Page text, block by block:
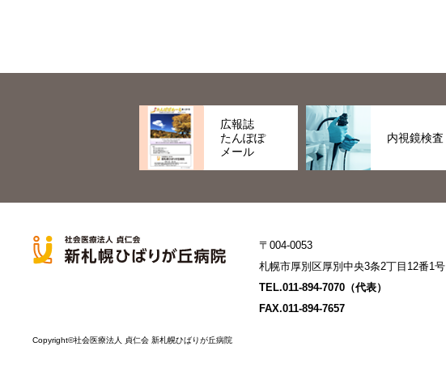
広報誌
たんぽぽ
メール
内視鏡検査
〒004-0053
札幌市厚別区厚別中央3条2丁目12番1号
TEL.011-894-7070 （代表）
FAX.011-894-7657
Copyright©社会医療法人 貞仁会 新札幌ひばりが丘病院